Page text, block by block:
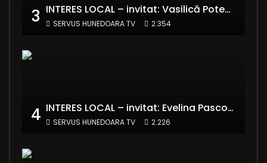
3 INTERES LOCAL – invitat: Vasilică Potecă – Senator PNL Hunedoara
SERVUS HUNEDOARA TV 2.354
4 INTERES LOCAL – invitat: Evelina Pasconi – Vicepreședinte Asociația Casa Divină
SERVUS HUNEDOARA TV 2.226